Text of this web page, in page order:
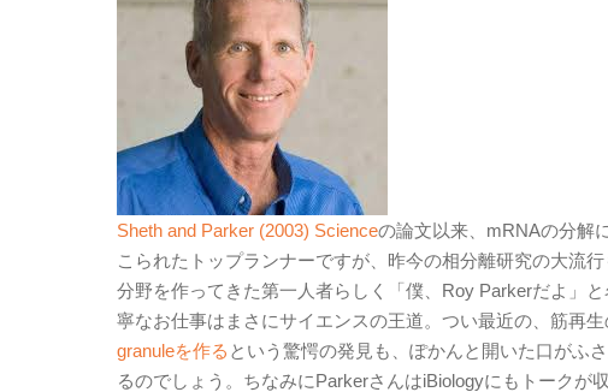
Sheth and Parker (2003) Scienceの論文以来、mRNAの分解
こられたトップランナーですが、昨今の相分離研究の大流
分野を作ってきた第一人者らしく「僕、Roy Parkerだよ」
寧なお仕事はまさにサイエンスの王道。つい最近の、筋再
granuleを作る という驚愕の発見も、ぽかんと開いた口がふ
るのでしょう。ちなみにParkerさんはiBiologyにもトークが